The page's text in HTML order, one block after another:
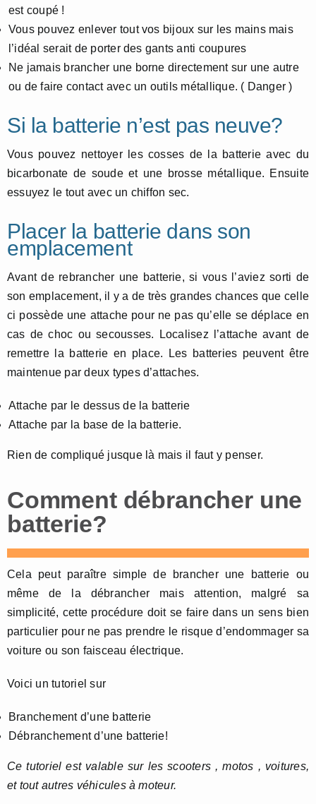
est coupé !
Vous pouvez enlever tout vos bijoux sur les mains mais
l’idéal serait de porter des gants anti coupures
Ne jamais brancher une borne directement sur une autre
ou de faire contact avec un outils métallique. ( Danger )
Si la batterie n’est pas neuve?
Vous pouvez nettoyer les cosses de la batterie avec du
bicarbonate de soude et une brosse métallique. Ensuite
essuyez le tout avec un chiffon sec.
Placer la batterie dans son
emplacement
Avant de rebrancher une batterie, si vous l’aviez sorti de
son emplacement, il y a de très grandes chances que celle
ci possède une attache pour ne pas qu’elle se déplace en
cas de choc ou secousses. Localisez l’attache avant de
remettre la batterie en place. Les batteries peuvent être
maintenue par deux types d’attaches.
Attache par le dessus de la batterie
Attache par la base de la batterie.
Rien de compliqué jusque là mais il faut y penser.
Comment débrancher une
batterie?
Cela peut paraître simple de brancher une batterie ou
même de la débrancher mais attention, malgré sa
simplicité, cette procédure doit se faire dans un sens bien
particulier pour ne pas prendre le risque d’endommager sa
voiture ou son faisceau électrique.
Voici un tutoriel sur
Branchement d’une batterie
Débranchement d’une batterie!
Ce tutoriel est valable sur les scooters , motos , voitures,
et tout autres véhicules à moteur.